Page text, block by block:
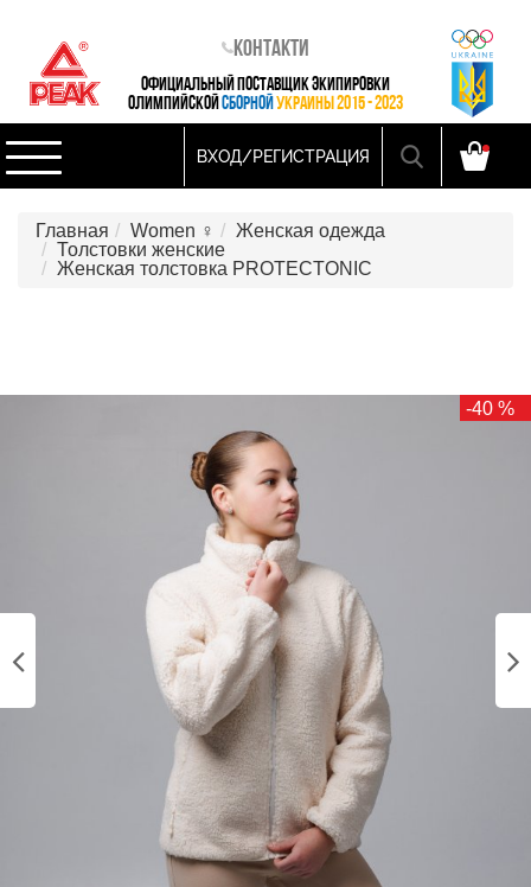
Контакти
ОФИЦИАЛЬНЫЙ ПОСТАВЩИК ЭКИПИРОВКИ
ОЛИМПИЙСКОЙ СБОРНОЙ УКРАИНЫ 2015 - 2023
ВХОД/РЕГИСТРАЦИЯ
Главная Women ♀
Женская одежда
Толстовки женские
Женская толстовка PROTECTONIC
-40 %